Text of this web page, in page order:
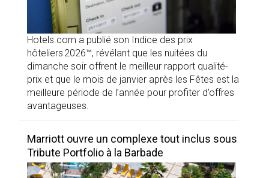
Hotels.com a publié son Indice des prix
hôteliers 2026™, révélant que les nuitées du
dimanche soir offrent le meilleur rapport qualité-
prix et que le mois de janvier après les Fêtes est la
meilleure période de l’année pour profiter d’offres
avantageuses.
Marriott ouvre un complexe tout inclus sous
Tribute Portfolio à la Barbade